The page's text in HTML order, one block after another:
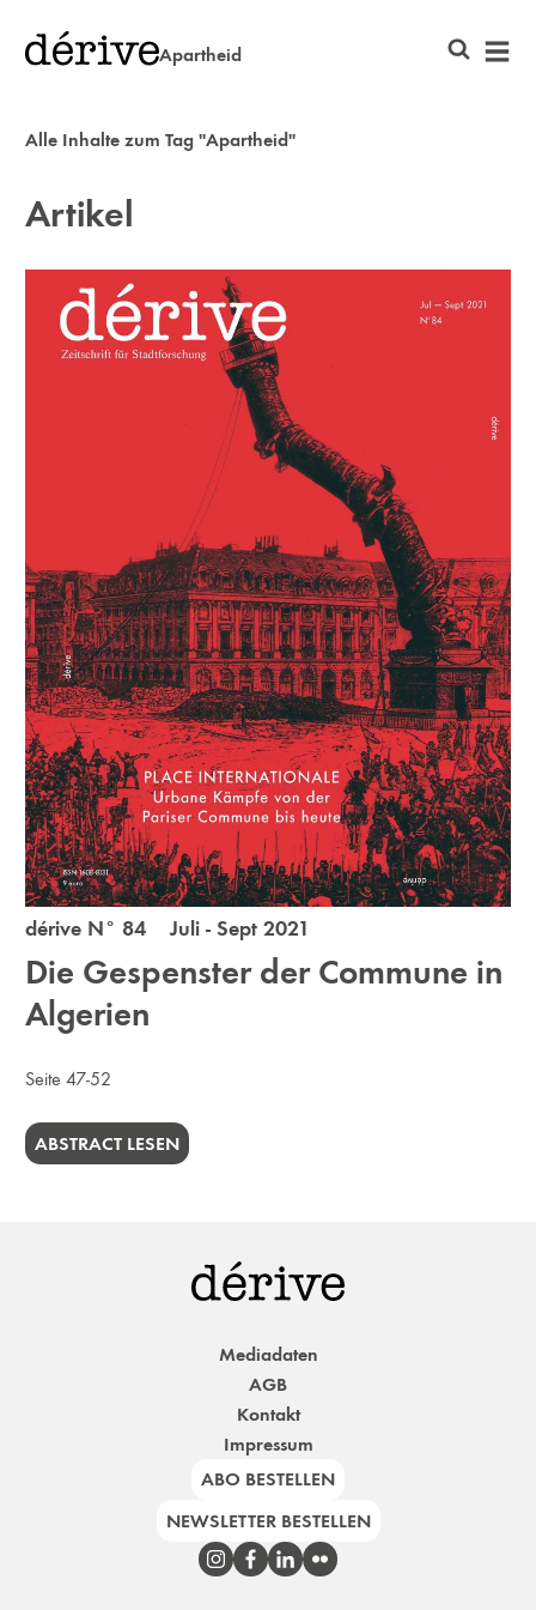
Apartheid
Alle Inhalte zum Tag "Apartheid"
Artikel
dérive N° 84 Juli - Sept 2021
Die Gespenster der Commune in
Algerien
Seite 47-52
ABSTRACT LESEN
Mediadaten
AGB
Kontakt
Impressum
ABO BESTELLEN
NEWSLETTER BESTELLEN